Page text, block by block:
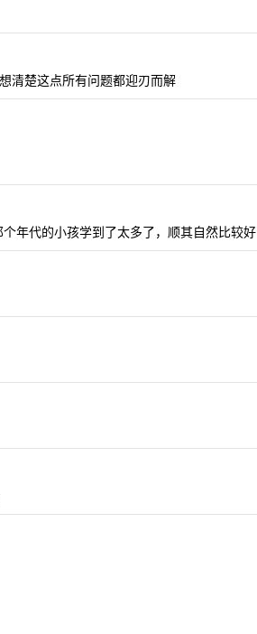
清楚这点所有问题都迎刃而解
年代的小孩学到了太多了，顺其自然比较好